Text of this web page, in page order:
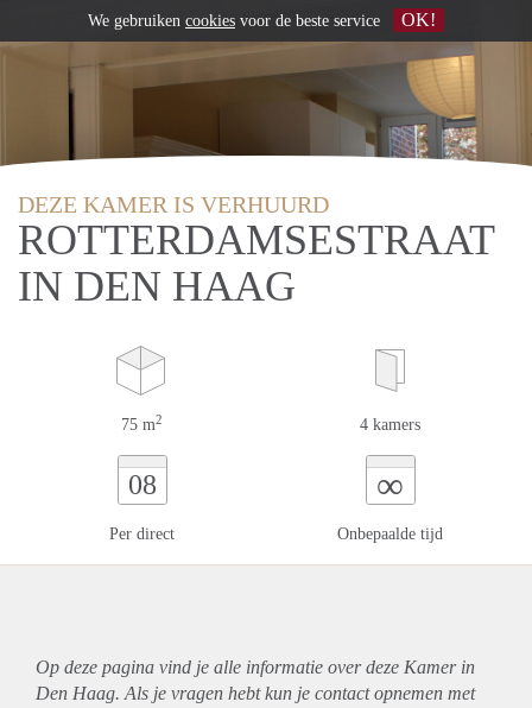
DEZE KAMER IS VERHUURD
ROTTERDAMSESTRAAT
IN DEN HAAG
75 m2 4 kamers
08
Per direct
∞
Onbepaalde tijd
Op deze pagina vind je alle informatie over deze Kamer in
Den Haag. Als je vragen hebt kun je contact opnemen met
We gebruiken cookies voor de beste service OK!